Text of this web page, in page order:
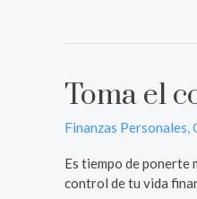
Toma el
Finanzas Personales,
Es tiempo de ponerte
control de tu vida
Toma
el
control
tus
finanzas